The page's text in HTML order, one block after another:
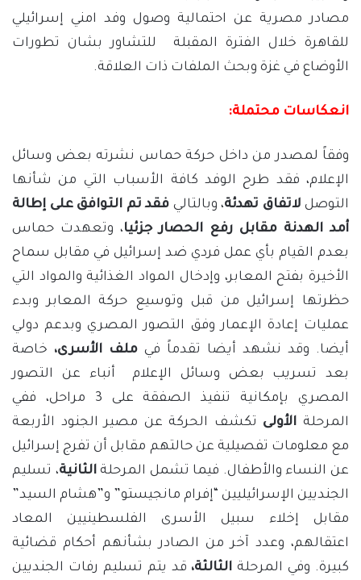
مصادر مصرية عن احتمالية وصول وفد امني إسرائيلي
للقاهرة خلال الفترة المقبلة للتشاور بشان تطورات
الأوضاع في غزة وبحث الملفات ذات العلاقة.
انعكاسات محتملة:
وفقاً لمصدر من داخل حركة حماس نشرته بعض وسائل
الإعلام، فقد طرح الوفد كافة الأسباب التي من شأنها
التوصل لاتفاق تهدئة، وبالتالي فقد تم التوافق على إطالة
أمد الهدنة مقابل رفع الحصار جزئيا، وتعهدت حماس
بعدم القيام بأي عمل فردي ضد إسرائيل في مقابل سماح
الأخيرة بفتح المعابر، وإدخال المواد الغذائية والمواد التي
حظرتها إسرائيل من قبل وتوسيع حركة المعابر وبدء
عمليات إعادة الإعمار وفق التصور المصري وبدعم دولي
أيضا. وقد نشهد أيضا تقدماً في ملف الأسرى، خاصة
بعد تسريب بعض وسائل الإعلام أنباء عن التصور
المصري بإمكانية تنفيذ الصفقة على 3 مراحل، ففي
المرحلة الأولى تكشف الحركة عن مصير الجنود الأربعة
مع معلومات تفصيلية عن حالتهم مقابل أن تفرج إسرائيل
عن النساء والأطفال. فيما تشمل المرحلةالثانية، تسليم
الجنديين الإسرائيليين “إفرام مانجيستو” و”هشام السيد”
مقابل إخلاء سبيل الأسرى الفلسطينيين المعاد
اعتقالهم، وعدد آخر من الصادر بشأنهم أحكام قضائية
كبيرة. وفي المرحلة الثالثة، قد يتم تسليم رفات الجنديين